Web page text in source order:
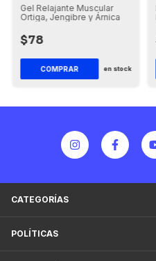
Gel Relajante Muscular
Ortiga, Jengibre y Árnica
$78
COMPRAR en stock
CATEGORÍAS
POLÍTICAS